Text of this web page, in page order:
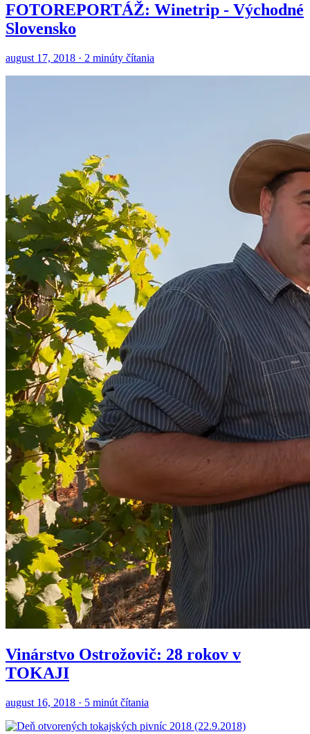
FOTOREPORTÁŽ: Winetrip - Východné
Slovensko
august 17, 2018 · 2 minúty čítania
Vinárstvo Ostrožovič: 28 rokov v
TOKAJI
august 16, 2018 · 5 minút čítania